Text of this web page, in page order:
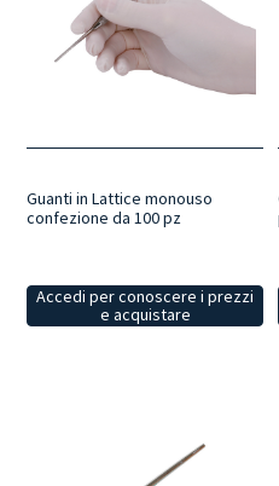
Guanti in Lattice monouso
confezione da 100 pz
Accedi per conoscere i prezzi
e acquistare